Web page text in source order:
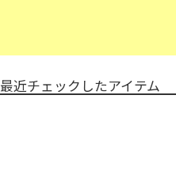
最近チェックしたアイテム